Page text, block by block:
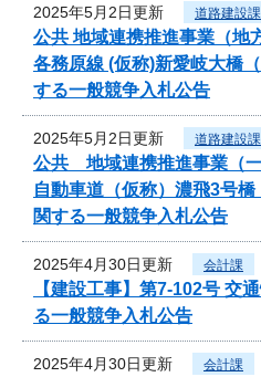
2025年5月2日更新 道路建設課
公共 地域連携推進事業（地
各務原線 (仮称)新愛岐大橋
する一般競争入札公告
2025年5月2日更新 道路建設課
公共 地域連携推進事業（
自動車道（仮称）濃飛3号
関する一般競争入札公告
2025年4月30日更新 会計課
【建設工事】第7-102号 交
る一般競争入札公告
2025年4月30日更新 会計課